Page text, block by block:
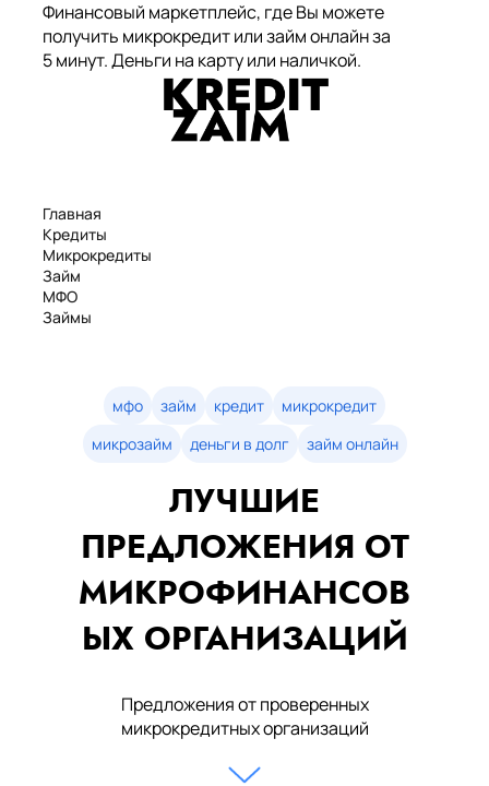
Финансовый маркетплейс, где Вы можете
получить микрокредит или займ онлайн за
5 минут. Деньги на карту или наличкой.
Главная
Кредиты
Микрокредиты
Займ
МФО
Займы
Займы онлайн
Денежные кредиты
мфо займ кредит
микрокредит
микрозайм
деньги в долг займ онлайн
ЛУЧШИЕ
ПРЕДЛОЖЕНИЯ ОТ
МИКРОФИНАНСОВ
ЫХ ОРГАНИЗАЦИЙ
Предложения от проверенных
микрокредитных организаций